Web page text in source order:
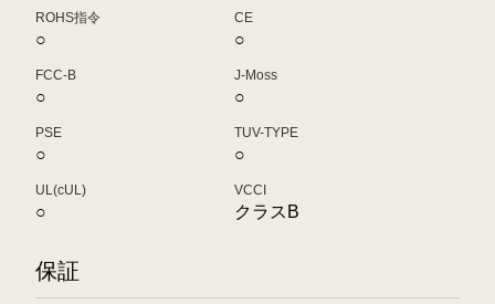
ROHS指令
○
CE
○
FCC-B
○
J-Moss
○
PSE
○
TUV-TYPE
○
UL(cUL)
○
VCCI
クラスB
保証